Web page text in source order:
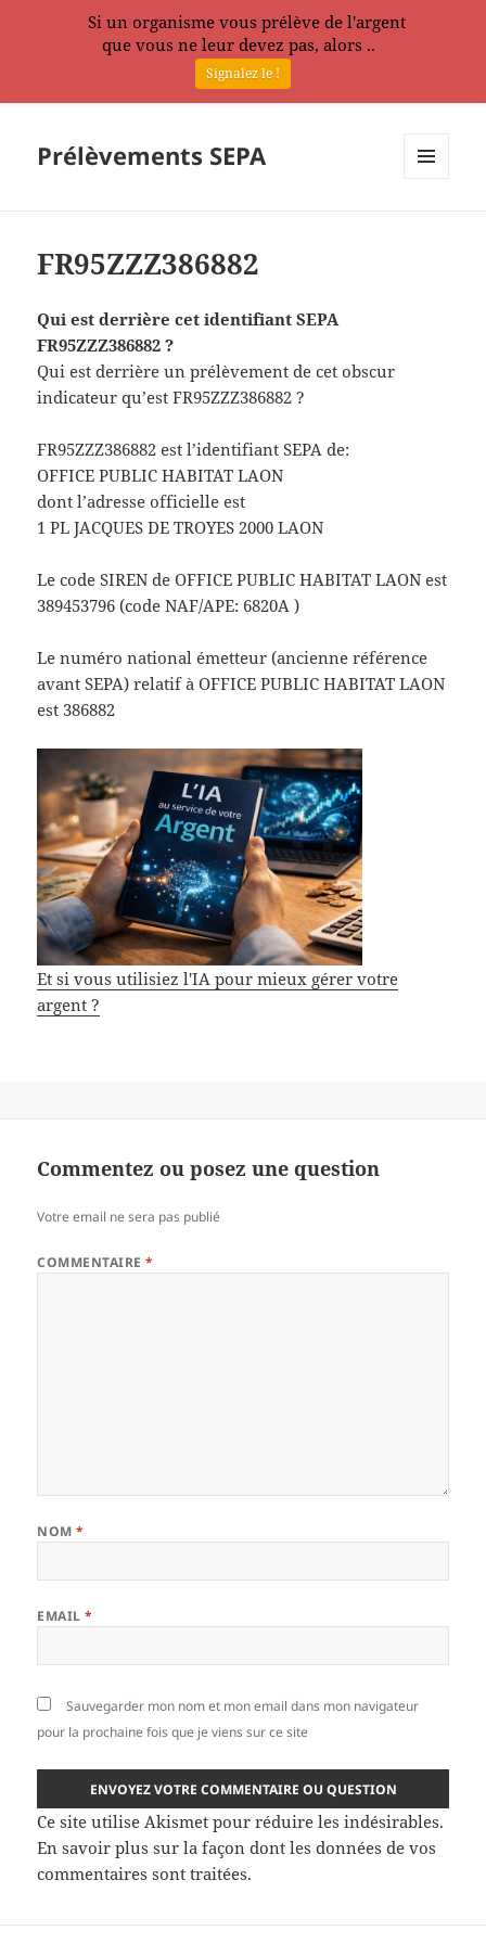
Prélèvements SEPA
FR95ZZZ386882
Qui est derrière cet identifiant SEPA
FR95ZZZ386882 ?
Qui est derrière un prélèvement de cet obscur
indicateur qu’est FR95ZZZ386882 ?
FR95ZZZ386882 est l’identifiant SEPA de:
OFFICE PUBLIC HABITAT LAON
dont l’adresse officielle est
1 PL JACQUES DE TROYES 2000 LAON
Le code SIREN de OFFICE PUBLIC HABITAT LAON est
389453796 (code NAF/APE: 6820A )
Le numéro national émetteur (ancienne référence
avant SEPA) relatif à OFFICE PUBLIC HABITAT LAON
est 386882
Et si vous utilisiez l'IA pour mieux gérer votre
argent ?
Commentez ou posez une question
Votre email ne sera pas publié
COMMENTAIRE*
NOM*
EMAIL*
Sauvegarder mon nom et mon email dans mon navigateur
pour la prochaine fois que je viens sur ce site
Ce site utilise Akismet pour réduire les indésirables.
En savoir plus sur la façon dont les données de vos
commentaires sont traitées.
Si un organisme vous prélève de l'argent
que vous ne leur devez pas, alors ..
Signalez le !